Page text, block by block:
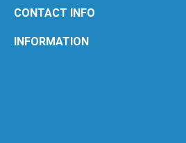
CONTACT INFO
INFORMATION